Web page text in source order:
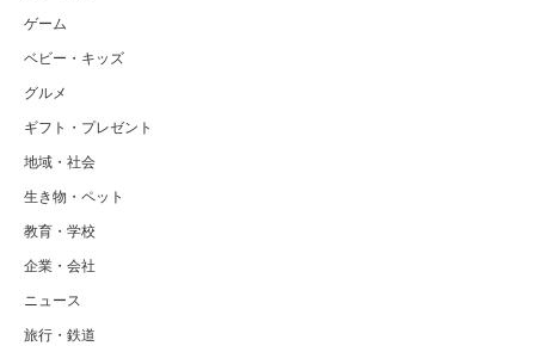
ゲーム
ベビー・キッズ
グルメ
ギフト・プレゼント
地域・社会
生き物・ペット
教育・学校
企業・会社
ニュース
旅行・鉄道